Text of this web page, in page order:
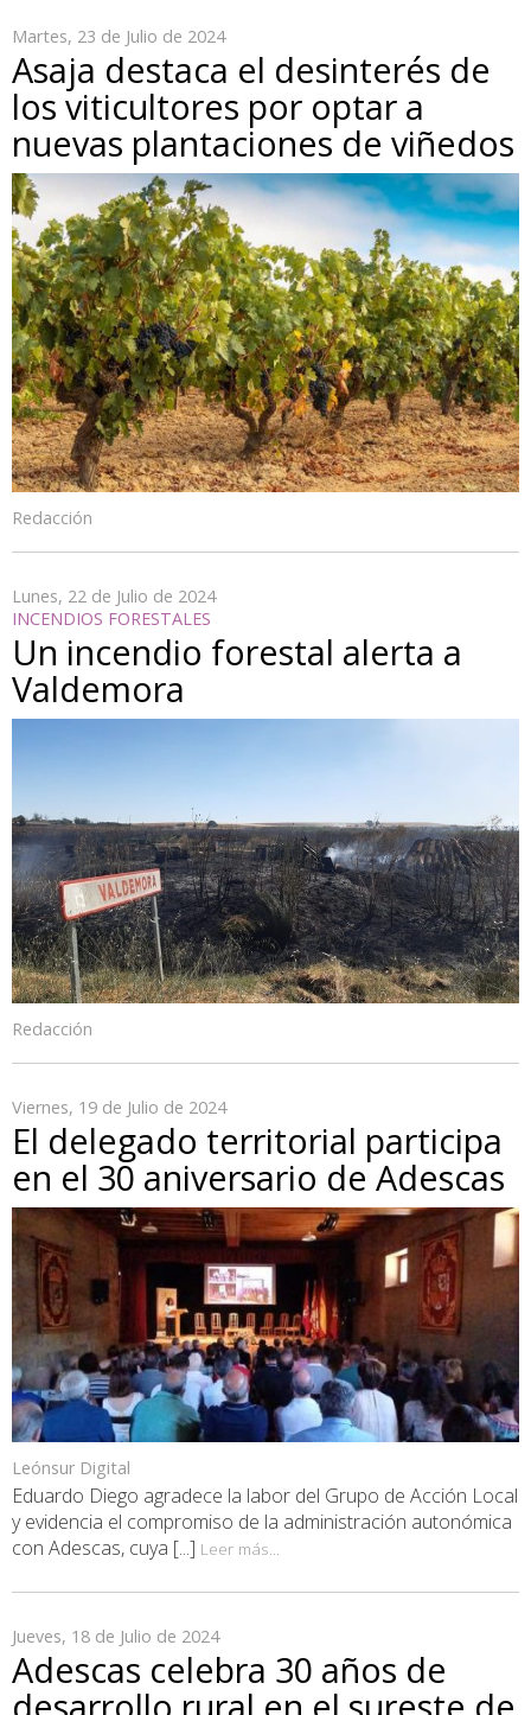
Martes, 23 de Julio de 2024
Asaja destaca el desinterés de
los viticultores por optar a
nuevas plantaciones de viñedos
Redacción
Lunes, 22 de Julio de 2024
INCENDIOS FORESTALES
Un incendio forestal alerta a
Valdemora
Redacción
Viernes, 19 de Julio de 2024
El delegado territorial participa
en el 30 aniversario de Adescas
Leónsur Digital
Eduardo Diego agradece la labor del Grupo de Acción Local
y evidencia el compromiso de la administración autonómica
con Adescas, cuya [...] Leer más...
Jueves, 18 de Julio de 2024
Adescas celebra 30 años de